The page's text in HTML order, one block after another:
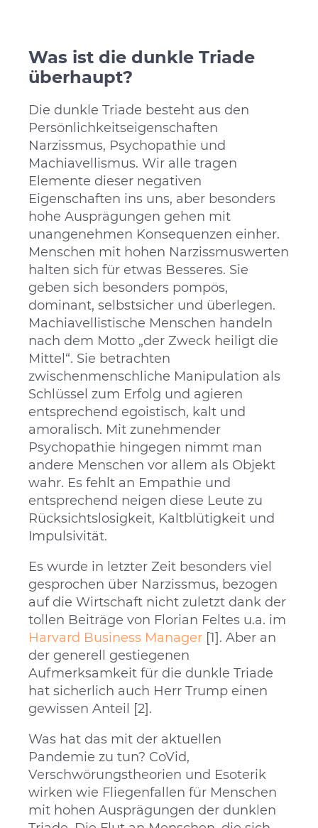
Was ist die dunkle Triade
überhaupt?
Die dunkle Triade besteht aus den
Persönlichkeitseigenschaften
Narzissmus, Psychopathie und
Machiavellismus. Wir alle tragen
Elemente dieser negativen
Eigenschaften ins uns, aber besonders
hohe Ausprägungen gehen mit
unangenehmen Konsequenzen einher.
Menschen mit hohen Narzissmuswerten
halten sich für etwas Besseres. Sie
geben sich besonders pompös,
dominant, selbstsicher und überlegen.
Machiavellistische Menschen handeln
nach dem Motto „der Zweck heiligt die
Mittel“. Sie betrachten
zwischenmenschliche Manipulation als
Schlüssel zum Erfolg und agieren
entsprechend egoistisch, kalt und
amoralisch. Mit zunehmender
Psychopathie hingegen nimmt man
andere Menschen vor allem als Objekt
wahr. Es fehlt an Empathie und
entsprechend neigen diese Leute zu
Rücksichtslosigkeit, Kaltblütigkeit und
Impulsivität.
Es wurde in letzter Zeit besonders viel
gesprochen über Narzissmus, bezogen
auf die Wirtschaft nicht zuletzt dank der
tollen Beiträge von Florian Feltes u.a. im
Harvard Business Manager [1]. Aber an
der generell gestiegenen
Aufmerksamkeit für die dunkle Triade
hat sicherlich auch Herr Trump einen
gewissen Anteil [2].
Was hat das mit der aktuellen
Pandemie zu tun? CoVid,
Verschwörungstheorien und Esoterik
wirken wie Fliegenfallen für Menschen
mit hohen Ausprägungen der dunklen